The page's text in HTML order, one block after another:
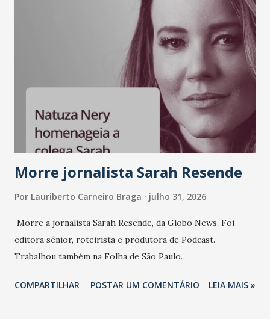
Morre jornalista Sarah Resende
Por Lauriberto Carneiro Braga julho 31, 2026
Morre a jornalista Sarah Resende, da Globo News. Foi
editora sênior, roteirista e produtora de Podcast.
Trabalhou também na Folha de São Paulo.
COMPARTILHAR POSTAR UM COMENTÁRIO LEIA MAIS »